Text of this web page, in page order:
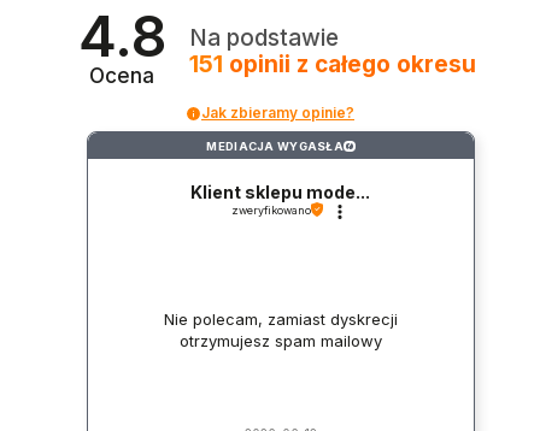
4.8
Ocena
Na podstawie
151 opinii z całego okresu
Jak zbieramy opinie?
MEDIACJA WYGASŁA ?
Klient sklepu mode...
zweryfikowano
Nie polecam, zamiast dyskrecji
otrzymujesz spam mailowy